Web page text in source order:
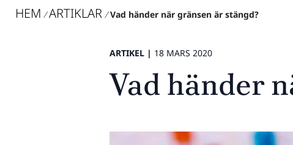
HEM / ARTIKLAR / Vad händer när gränsen är stängd?
ARTIKEL | 18 MARS 2020
Vad händer